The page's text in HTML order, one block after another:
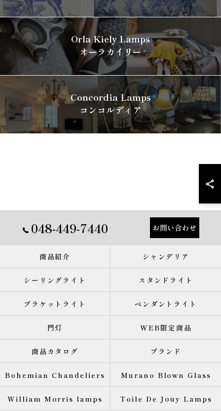
Orla Kiely Lamps
オーラカイリー
Concordia Lamps
コンコルディア
048-449-7440 お問い合わせ
商品紹介 シャンデリア
シーリングライト スタンドライト
ブラケットライト ペンダントライト
門灯 WEB限定商品
商品カタログ ブランド
Bohemian Chandeliers Murano Blown Glass
William Morris lamps Toile De Jouy Lamps